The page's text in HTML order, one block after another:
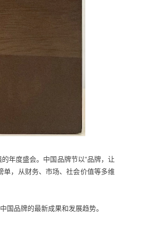
年度盛会。中国品牌节以“品牌，让
单，从财务、市场、社会价值等多维
国品牌的最新成果和发展趋势。